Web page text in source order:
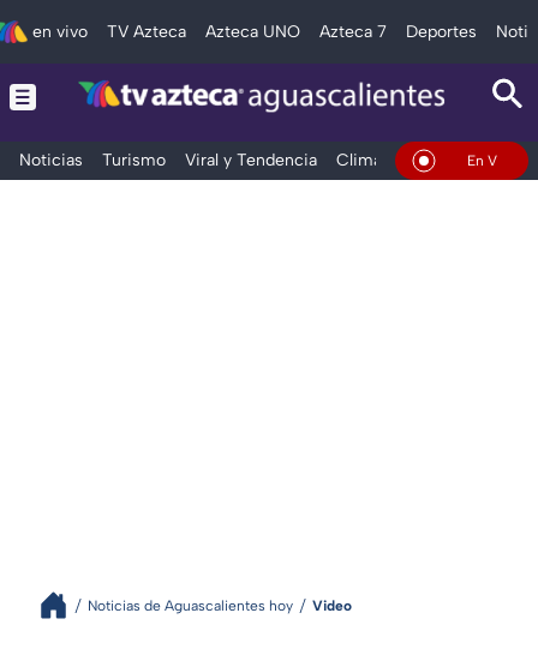
en vivo TV Azteca Azteca UNO Azteca 7 Deportes
Noticias Turismo Viral y Tendencia Clima DeportesEn Vivo
Noticias de Aguascalientes hoy Video